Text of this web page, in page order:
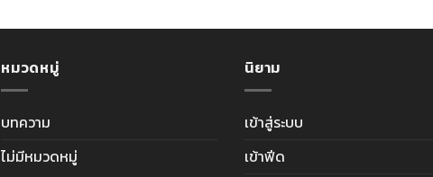
หมวดหมู่
บทความ
ไม่มีหมวดหมู่
นิยาม
เข้าสู่ระบบ
เข้าฟีด